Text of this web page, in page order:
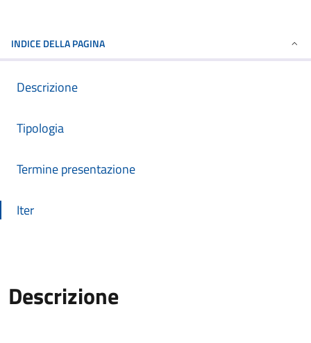
INDICE DELLA PAGINA
Descrizione
Tipologia
Termine presentazione
Iter
Descrizione